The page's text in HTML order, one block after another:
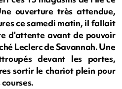
ouverture très attendue,
ce samedi matin, il fallait
d'attente avant de pouvoir
Leclerc de Savannah. Une
devant les portes,
sortir le chariot plein pour